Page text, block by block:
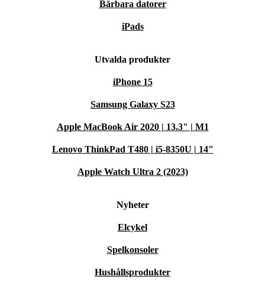
Bärbara datorer
iPads
Utvalda produkter
iPhone 15
Samsung Galaxy S23
Apple MacBook Air 2020 | 13.3" | M1
Lenovo ThinkPad T480 | i5-8350U | 14"
Apple Watch Ultra 2 (2023)
Nyheter
Elcykel
Spelkonsoler
Hushållsprodukter